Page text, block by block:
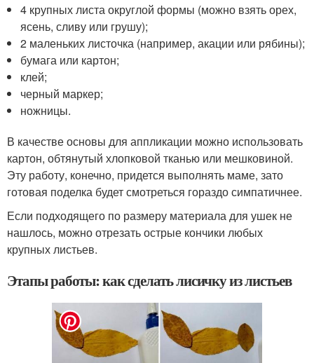
4 крупных листа округлой формы (можно взять орех,
ясень, сливу или грушу);
2 маленьких листочка (например, акации или рябины);
бумага или картон;
клей;
черный маркер;
ножницы.
В качестве основы для аппликации можно использовать
картон, обтянутый хлопковой тканью или мешковиной.
Эту работу, конечно, придется выполнять маме, зато
готовая поделка будет смотреться гораздо симпатичнее.
Если подходящего по размеру материала для ушек не
нашлось, можно отрезать острые кончики любых
крупных листьев.
Этапы работы: как сделать лисичку из листьев